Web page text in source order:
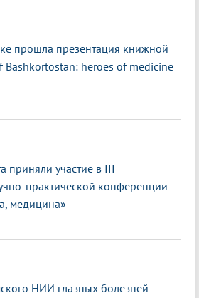
прошла презентация книжной
Bashkortostan: heroes of medicine
приняли участие в III
практической конференции
медицина»
НИИ глазных болезней